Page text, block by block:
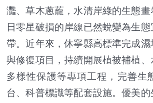
灩、草木蔥蘢，水清岸綠的生態
日零星破損的岸線已然蛻變為生
帶。近年來，休寧縣高標準完成
與修復項目，持續開展植被補植
多樣性保護等專項工程，完善生
台、科普標識等配套設施。優美